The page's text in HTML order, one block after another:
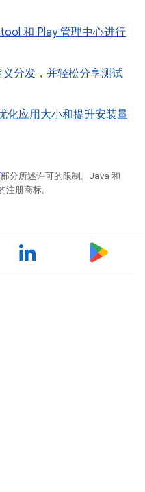
和 Play 管理中心进行
分发，并轻松分享测试
化应用大小和提升安装量
部分所述许可的限制。Java 和
册商标。